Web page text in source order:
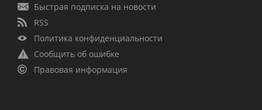
Быстрая подписка на новости
RSS
Политика конфиденциальности
Сообщить об ошибке
Правовая информация